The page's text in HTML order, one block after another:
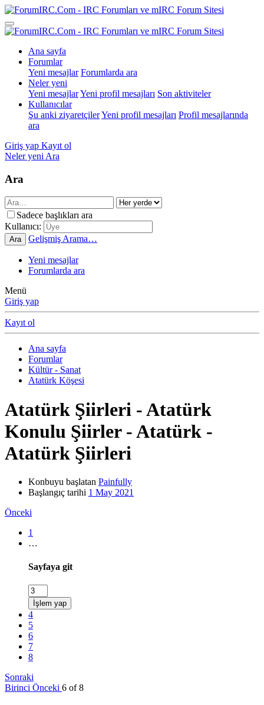
Ana sayfa
Forumlar
Yeni mesajlar Forumlarda ara
Neler yeni
Yeni mesajlarYeni profil mesajları Son aktiviteler
Kullanıcılar
Şu anki ziyaretçilerYeni profil mesajları Profil mesajlarında
ara
Giriş yap Kayıt ol
Neler yeni Ara
Ara
Sadece başlıkları ara
Kullanıcı:
Ara Gelişmiş Arama…
Yeni mesajlar
Forumlarda ara
Menü
Giriş yap
Kayıt ol
Ana sayfa
Forumlar
Kültür - Sanat
Atatürk Köşesi
Atatürk Şiirleri - Atatürk
Konulu Şiirler - Atatürk -
Atatürk Şiirleri
Konbuyu başlatan Painfully
Başlangıç tarihi 1 May 2021
Önceki
1
…
Sayfaya git
İşlem yap
4
5
6
7
8
Sonraki
Birinci Önceki 6 of 8